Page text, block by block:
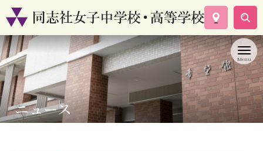
学校案内
コース紹介
学校生活
入試情報
資料請求
ニュース